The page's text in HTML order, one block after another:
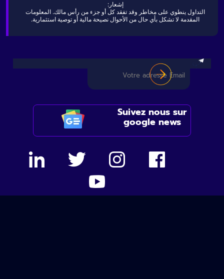
إشعار:
التداول ينطوي على مخاطر وقد تفقد كل أو جزء من رأس مالك. المعلومات
المقدمة لا تشكل بأي حال من الأحوال نصيحة مالية أو توصية استثمارية.
Suivez nous sur
google news